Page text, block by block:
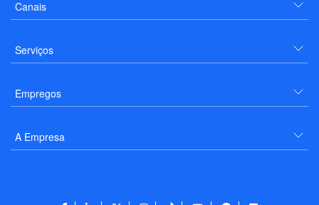
Canais
Serviços
Empregos
A Empresa